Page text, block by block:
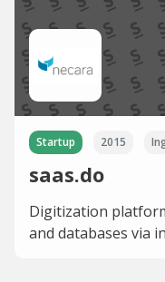
Startup 2015
saas.do
Digitization
and databases via